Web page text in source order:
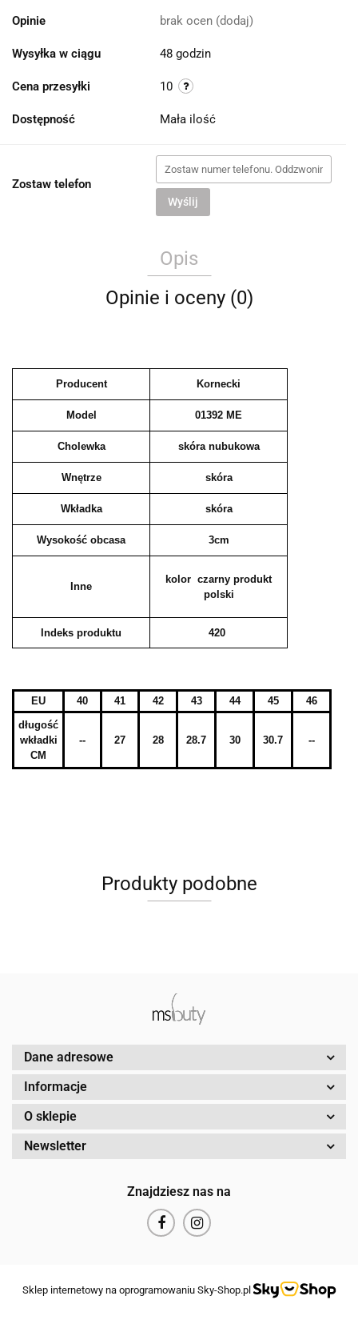
Opinie brak ocen (dodaj)
Wysyłka w ciągu 48 godzin
Cena przesyłki 10
Dostępność Mała ilość
Zostaw telefon
Wyślij
Opis
Opinie i oceny (0)
Producent Kornecki
Model 01392 ME
Cholewka skóra nubukowa
Wnętrze skóra
Wkładka skóra
Wysokość obcasa 3cm
Inne
kolor czarny produkt
polski
Indeks produktu 420
EU 40 41 42 43 44 45
46
długość
wkładki
CM
-- 27 28 28.7 30 30.7 --
Produkty podobne
Dane adresowe
Informacje
O sklepie
Newsletter
Znajdziesz nas na
Sklep internetowy na oprogramowaniu Sky-Shop.pl